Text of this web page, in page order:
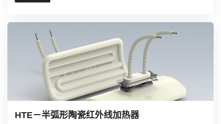
HTE－半弧形陶瓷红外线加热器